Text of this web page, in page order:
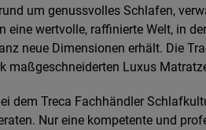
um genussvolles Schlafen,
eine wertvolle, raffinierte Welt, in
neue Dimensionen erhält. Die
maßgeschneiderten Luxus
dem Treca Fachhändler
Nur eine kompetente und